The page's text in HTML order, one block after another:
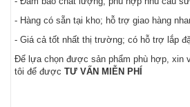
- Hàng có sẵn tại kho; hỗ trợ giao hàng
- Giá cả tốt nhất thị trường; có hỗ trợ lắp
Để lựa chọn được sản phẩm phù hợp, xin
tôi để được TƯ VẤN MIỄN PHÍ